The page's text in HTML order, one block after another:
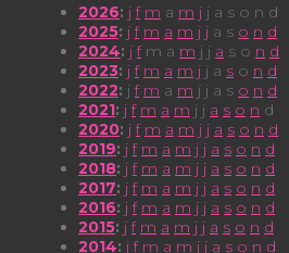
2026: j f m a m j j a s o n d
2025: j f m a m j j a s o n d
2024: j f m a m j j a s o n d
2023: j f m a m j j a s o n d
2022: j f m a m j j a s o n d
2021: j f m a m j j a s o n d
2020: j f m a m j j a s o n d
2019: j f m a m j j a s o n d
2018: j f m a m j j a s o n d
2017: j f m a m j j a s o n d
2016: j f m a m j j a s o n d
2015: j f m a m j j a s o n d
2014: j f m a m j j a s o n d